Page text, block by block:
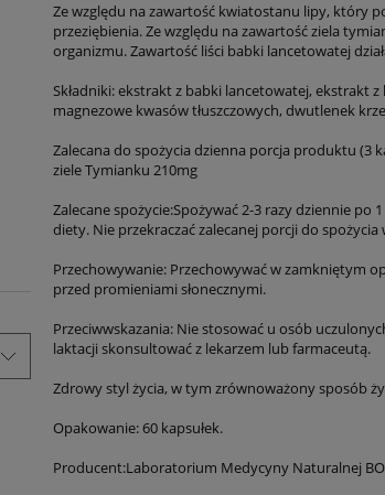
Ze względu na zawartość kwiatostanu lipy, który
przeziębienia. Ze względu na zawartość ziela
organizmu. Zawartość liści babki lancetowatej
Składniki: ekstrakt z babki lancetowatej, ekstrakt
magnezowe kwasów tłuszczowych, dwutlenek
Zalecana do spożycia dzienna porcja produktu (3
ziele Tymianku 210mg
Zalecane spożycie:Spożywać 2-3 razy dziennie
diety. Nie przekraczać zalecanej porcji do spożycia
Przechowywanie: Przechowywać w zamkniętym
przed promieniami słonecznymi.
Przeciwwskazania: Nie stosować u osób
laktacji skonsultować z lekarzem lub farmaceutą.
Zdrowy styl życia, w tym zrównoważony sposób
Opakowanie: 60 kapsułek.
Producent:Laboratorium Medycyny Naturalnej